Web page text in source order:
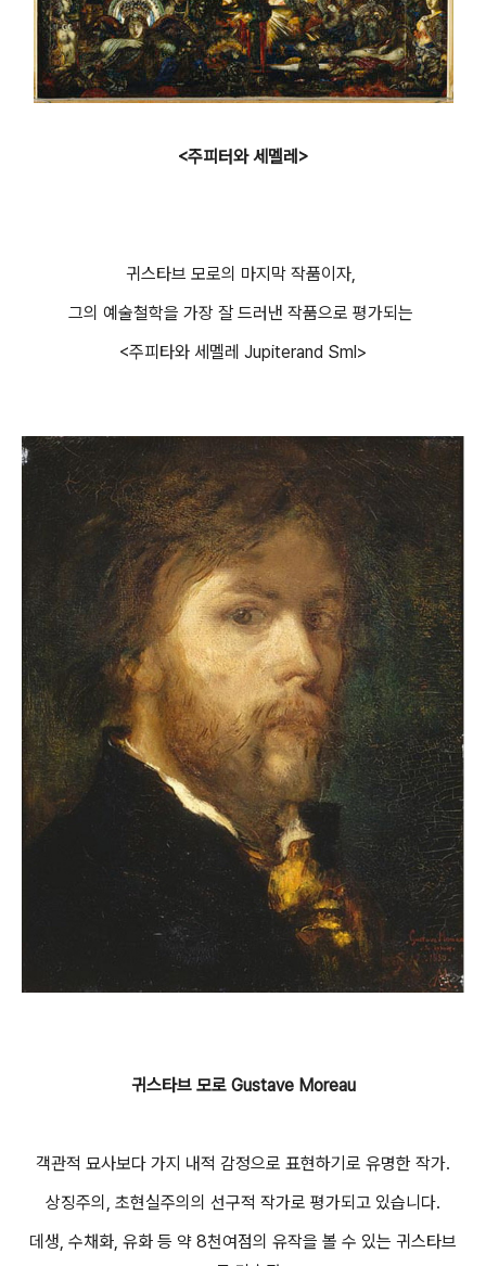
<주피터와 세멜레>
귀스타브 모로의 마지막 작품이자,
그의 예술철학을 가장 잘 드러낸 작품으로 평가되는
<주피타와 세멜레 Jupiterand Sml>
귀스타브 모로 Gustave Moreau
객관적 묘사보다 가지 내적 감정으로 표현하기로 유명한 작가.
상징주의, 초현실주의의 선구적 작가로 평가되고 있습니다.
데생, 수채화, 유화 등 약 8천여점의 유작을 볼 수 있는 귀스타브